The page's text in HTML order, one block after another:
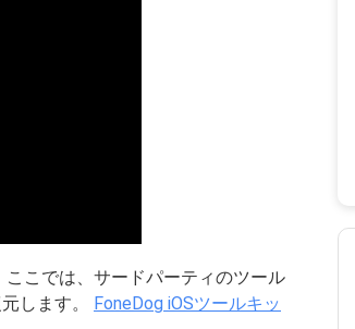
こでは、サードパーティのツール
します。 FoneDog iOSツールキッ